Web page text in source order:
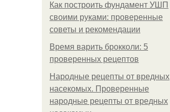
Как построить фундамент УШП
своими руками: проверенные
советы и рекомендации
Время варить брокколи: 5
проверенных рецептов
Народные рецепты от вредных
насекомых. Проверенные
народные рецепты от вредных